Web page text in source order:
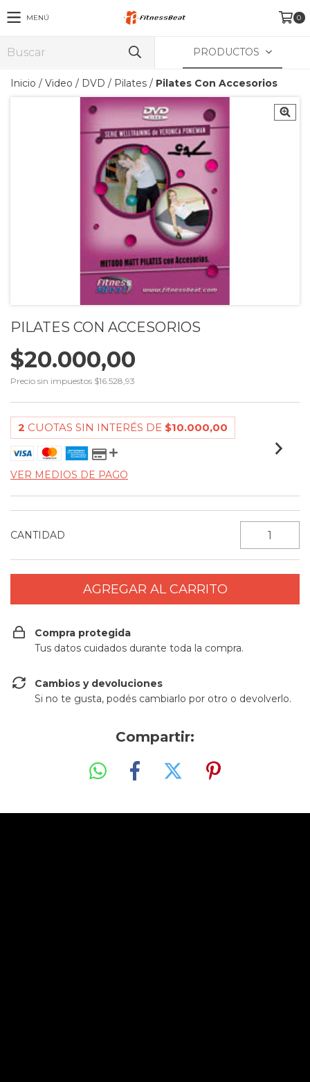
MENÚ 0
PRODUCTOS
Inicio / Video / DVD / Pilates / Pilates Con Accesorios
PILATES CON ACCESORIOS
$20.000,00
Precio sin impuestos $16.528,93
2 CUOTAS SIN INTERÉS DE $10.000,00
VER MEDIOS DE PAGO
CANTIDAD
Compra protegida
Tus datos cuidados durante toda la compra.
Cambios y devoluciones
Si no te gusta, podés cambiarlo por otro o devolverlo.
Compartir: